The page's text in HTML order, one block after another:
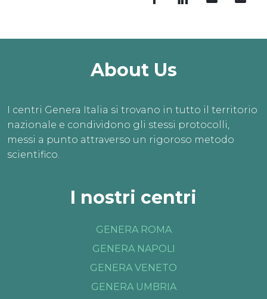
About Us
I centri Genera Italia si trovano in tutto il territorio
nazionale e condividono gli stessi protocolli,
messi a punto attraverso un rigoroso metodo
scientifico.
I nostri centri
GENERA ROMA
GENERA NAPOLI
GENERA VENETO
GENERA UMBRIA